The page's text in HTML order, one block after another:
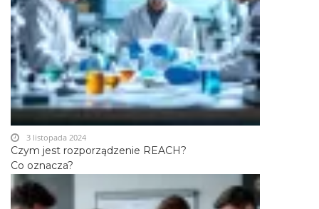
Czym jest rozporządzenie REACH?
Co oznacza?
3 listopada 2024